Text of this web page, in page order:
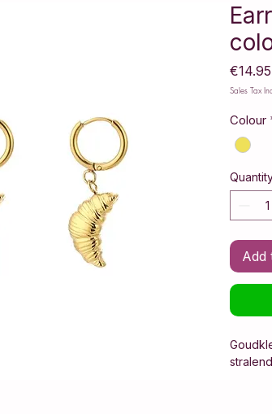
€14.95
Sales Tax
Colour
Add
stralend